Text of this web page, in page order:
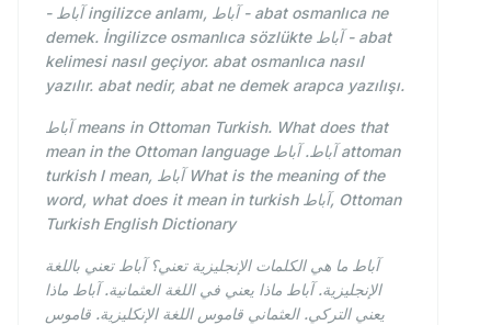
- آباط ingilizce anlamı, آباط - abat osmanlıca ne
demek. İngilizce osmanlıca sözlükte آباط - abat
kelimesi nasıl geçiyor. abat osmanlıca nasıl
yazılır. abat nedir, abat ne demek arapca yazılışı.
آباط means in Ottoman Turkish. What does that
mean in the Ottoman language آباط. آباط attoman
turkish I mean, آباط What is the meaning of the
word, what does it mean in turkish آباط, Ottoman
Turkish English Dictionary
آباط ما هي الكلمات الإنجليزية تعني؟ آباط تعني باللغة
الإنجليزية. آباط ماذا يعني في اللغة العثمانية. آباط ماذا
يعني التركي. العثماني قاموس اللغة الإنكليزية. قاموس